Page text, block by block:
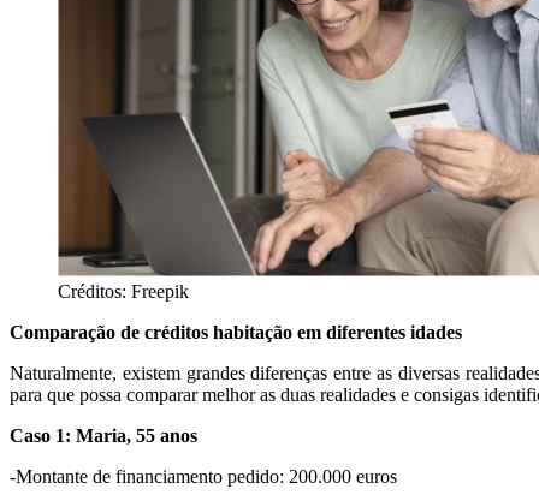
Créditos: Freepik
Comparação de créditos habitação em diferentes idades
Naturalmente, existem grandes diferenças entre as diversas
para que possa comparar melhor as duas realidades e consigas
Caso 1: Maria, 55 anos
-Montante de financiamento pedido: 200.000 euros